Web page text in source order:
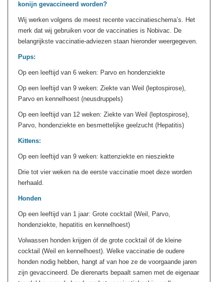
konijn gevaccineerd worden?
Wij werken volgens de meest recente vaccinatieschema’s. Het
merk dat wij gebruiken voor de vaccinaties is Nobivac. De
belangrijkste vaccinatie-adviezen staan hieronder weergegeven.
Pups:
Op een leeftijd van 6 weken: Parvo en hondenziekte
Op een leeftijd van 9 weken: Ziekte van Weil (leptospirose),
Parvo en kennelhoest (neusdruppels)
Op een leeftijd van 12 weken: Ziekte van Weil (leptospirose),
Parvo, hondenziekte en besmettelijke geelzucht (Hepatitis)
Kittens:
Op een leeftijd van 9 weken: kattenziekte en niesziekte
Drie tot vier weken na de eerste vaccinatie moet deze worden
herhaald.
Honden
Op een leeftijd van 1 jaar: Grote cocktail (Weil, Parvo,
hondenziekte, hepatitis en kennelhoest)
Volwassen honden krijgen óf de grote cocktail óf de kleine
cocktail (Weil en kennelhoest). Welke vaccinatie de oudere
honden nodig hebben, hangt af van hoe ze de voorgaande jaren
zijn gevaccineerd. De dierenarts bepaalt samen met de eigenaar